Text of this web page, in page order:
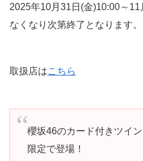
2025年10月31日(金)10:00～
なくなり次第終了となります。
取扱店はこちら
櫻坂46のカード付きツイ
限定で登場！